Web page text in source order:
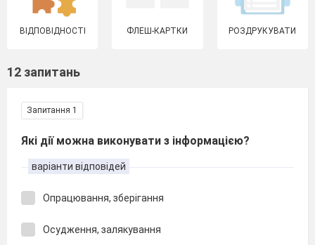
ВІДПОВІДНОСТІ ФЛЕШ-КАРТКИ РОЗДРУКУВАТИ
12 запитань
Запитання 1
Які дії можна виконувати з інформацією?
варіанти відповідей
Опрацювання, зберігання
Осудження, залякування